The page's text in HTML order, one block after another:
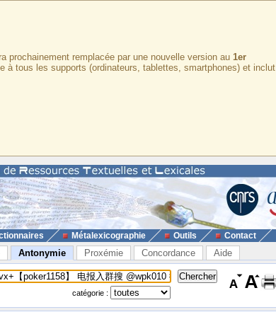
remplacée par une nouvelle version au 1er
à tous les supports (ordinateurs, tablettes, smartphones) et inclut
Métalexicographie Outils Contact
Antonymie Proxémie Concordance Aide
catégorie :